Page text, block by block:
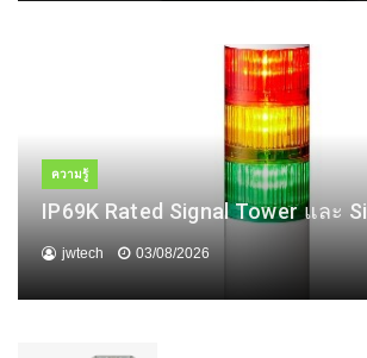
ความรู้
IP69K Rated Signal Tower และ
jwtech 03/08/2026